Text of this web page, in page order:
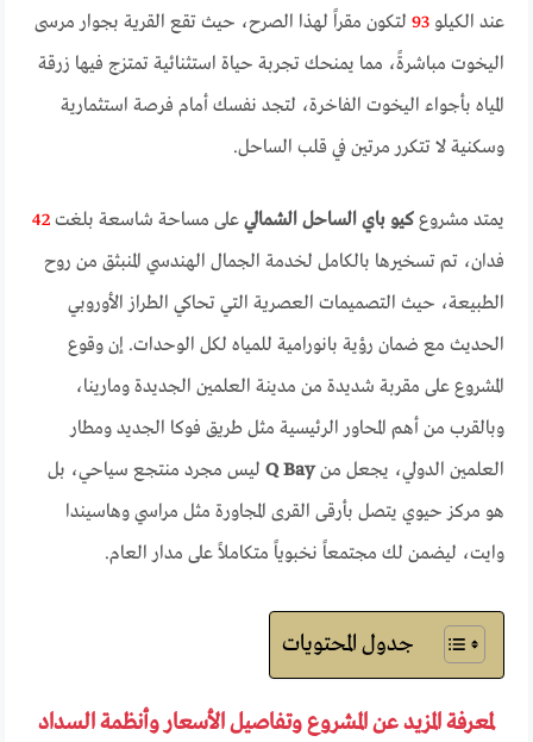
عند الكيلو93 لتكون مقراً لهذا الصرح، حيث تقع القرية بجوار مرسى
اليخوت مباشرةً، مما يمنحك تجربة حياة استثنائية تمتزج فيها زرقة
المياه بأجواء اليخوت الفاخرة، لتجد نفسك أمام فرصة استثمارية
وسكنية لا تتكرر مرتين في قلب الساحل.
يمتد مشروعكيو باي الساحل الشمالي على مساحة شاسعة بلغت42
فدان، تم تسخيرها بالكامل لخدمة الجمال الهندسي المنبثق من روح
الطبيعة، حيث التصميمات العصرية التي تحاكي الطراز الأوروبي
الحديث مع ضمان رؤية بانورامية للمياه لكل الوحدات. إن وقوع
المشروع على مقربة شديدة من مدينة العلمين الجديدة ومارينا،
وبالقرب من أهم المحاور الرئيسية مثل طريق فوكا الجديد ومطار
العلمين الدولي، يجعل منQ Bay ليس مجرد منتجع سياحي، بل
هو مركز حيوي يتصل بأرقى القرى المجاورة مثل مراسي وهاسيندا
وايت، ليضمن لك مجتمعاً نخبوياً متكاملاً على مدار العام.
جدول المحتويات
لمعرفة المزيد عن المشروع وتفاصيل الأسعار وأنظمة السداد